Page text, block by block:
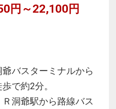
円～22,100円
爺バスターミナルから
歩で約2分。
Ｒ洞爺駅から路線バス